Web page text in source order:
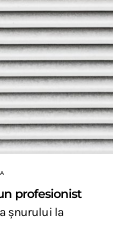
profesionist
șnurului la